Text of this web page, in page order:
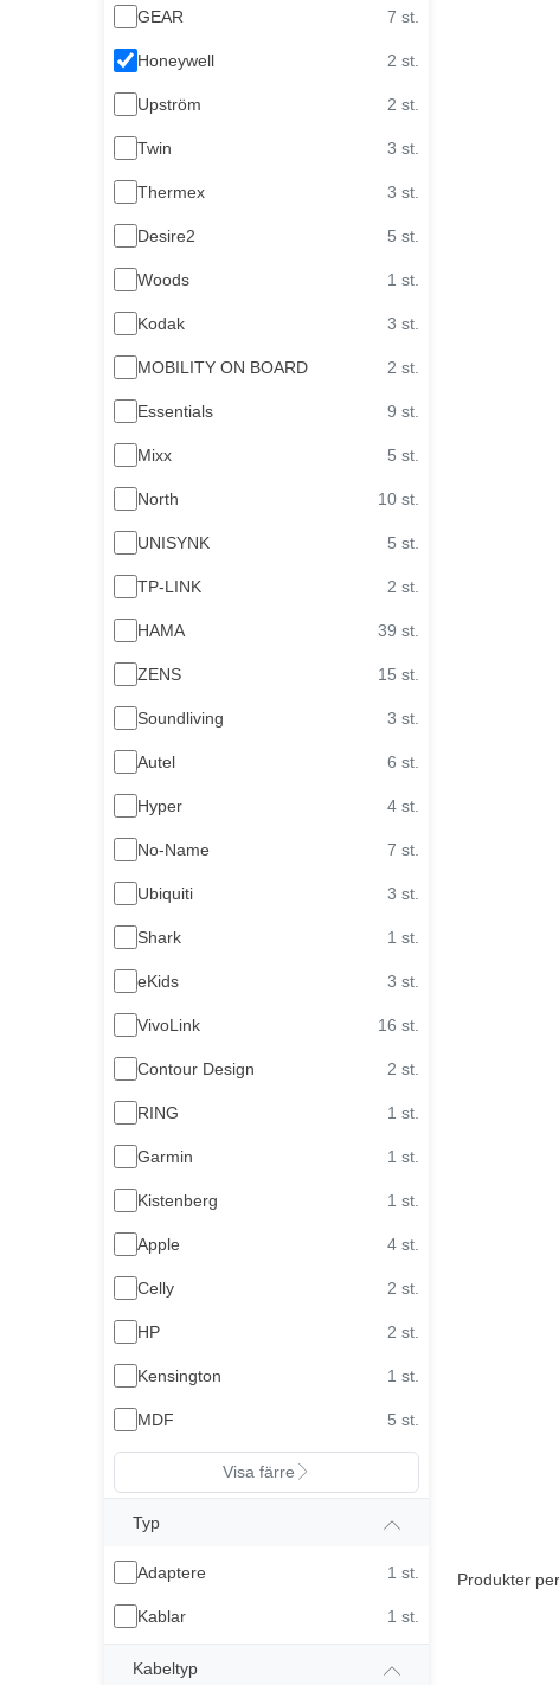
GEAR 7 st.
Honeywell 2 st.
Upström 2 st.
Twin 3 st.
Thermex 3 st.
Desire2 5 st.
Woods 1 st.
Kodak 3 st.
MOBILITY ON BOARD 2 st.
Essentials 9 st.
Mixx 5 st.
North 10 st.
UNISYNK 5 st.
TP-LINK 2 st.
HAMA 39 st.
ZENS 15 st.
Soundliving 3 st.
Autel 6 st.
Hyper 4 st.
No-Name 7 st.
Ubiquiti 3 st.
Shark 1 st.
eKids 3 st.
VivoLink 16 st.
Contour Design 2 st.
RING 1 st.
Garmin 1 st.
Kistenberg 1 st.
Apple 4 st.
Celly 2 st.
HP 2 st.
Kensington 1 st.
MDF 5 st.
Visa färre
Typ
Adaptere 1 st.
Kablar 1 st.
Kabeltyp
Produkter